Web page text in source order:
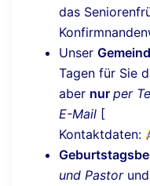
das
Unser
Tagen für Sie
aber nur per
E-Mail [
Kontaktdaten:
und Pastor